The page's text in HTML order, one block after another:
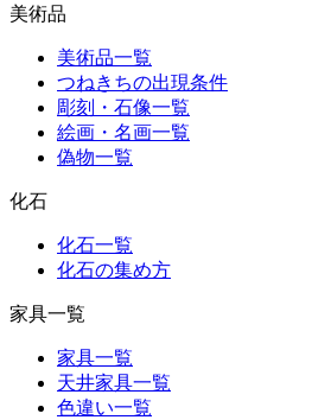
美術品
美術品一覧
つねきちの出現条件
彫刻・石像一覧
絵画・名画一覧
偽物一覧
化石
化石一覧
化石の集め方
家具一覧
家具一覧
天井家具一覧
色違い一覧